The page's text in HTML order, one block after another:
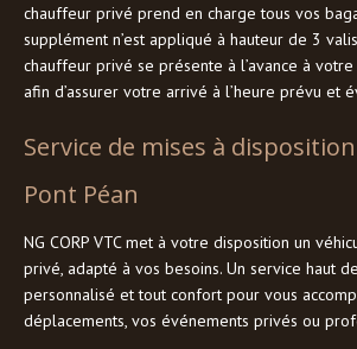
chauffeur privé prend en charge tous vos
supplément n’est appliqué à hauteur de 3
chauffeur privé se présente à l’avance à votre
afin d’assurer votre arrivé à l’heure prévu et
Service de mises à disposition
Pont Péan
NG CORP VTC met à votre disposition un
privé, adapté à vos besoins. Un service haut
personnalisé et tout confort pour vous
déplacements, vos événements privés ou